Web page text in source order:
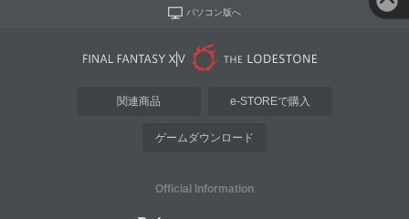
パソコン版へ
関連商品 e-STOREで購入
ゲームダウンロード
Official Information